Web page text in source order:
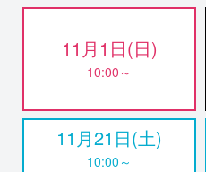
11月1日(日)
10:00～
11月21日(土)
10:00～